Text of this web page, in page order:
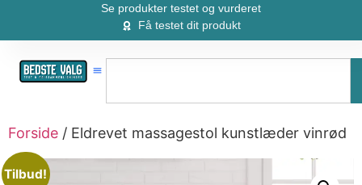
Se produkter testet og vurderet
Få testet dit produkt
Forside / Eldrevet massagestol kunstlæder vinrød
Tilbud!